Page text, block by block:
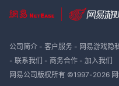
公司简介- 客户服务- 网易游戏隐
- 联系我们 - 商务合作- 加入我们
网易公司版权所有 ©1997-2026